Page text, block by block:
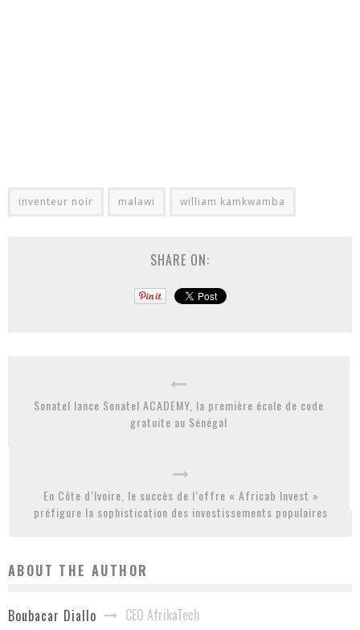
inventeur noir malawi william kamkwamba
SHARE ON:
Sonatel lance Sonatel ACADEMY, la première école de code
gratuite au Sénégal
En Côte d’Ivoire, le succès de l’offre « Africab Invest »
préfigure la sophistication des investissements populaires
ABOUT THE AUTHOR
Boubacar Diallo CEO AfrikaTech